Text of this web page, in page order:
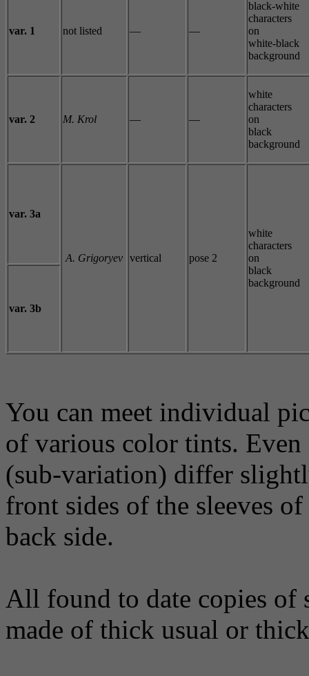
var. 1 not listed — —
black-white
characters
on
white-black
background
var. 2 M. Krol — —
white
characters
on
black
background
var. 3a
A. Grigoryev vertical pose 2
white
characters
on
black
background
var. 3b
You can meet individual
of various color tints. Even
(sub-variation) differ
front sides of the sleeves of
back side.
All found to date copies of
made of thick usual or